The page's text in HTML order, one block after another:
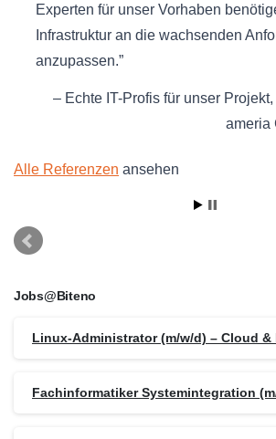
Experten für unser Vorhaben
Infrastruktur an die wachsenden
anzupassen.
Echte IT-Profis für unser Projekt
ameria
Alle Referenzen ansehen
Jobs@Biteno
Linux-Administrator (m/w/d) – Cloud &
Fachinformatiker Systemintegration